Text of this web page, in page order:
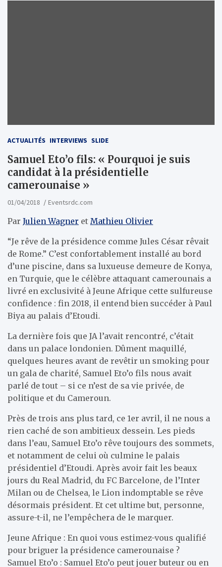
ACTUALITÉS INTERVIEWS SLIDE
Samuel Eto’o fils: « Pourquoi je suis
candidat à la présidentielle
camerounaise »
01/04/2018 Eventsrdc.com
Par Julien Wagner et Mathieu Olivier
“Je rêve de la présidence comme Jules César rêvait
de Rome.” C’est confortablement installé au bord
d’une piscine, dans sa luxueuse demeure de Konya,
en Turquie, que le célèbre attaquant camerounais a
livré en exclusivité à Jeune Afrique cette sulfureuse
confidence : fin 2018, il entend bien succéder à Paul
Biya au palais d’Etoudi.
La dernière fois que JA l’avait rencontré, c’était
dans un palace londonien. Dûment maquillé,
quelques heures avant de revêtir un smoking pour
un gala de charité, Samuel Eto’o fils nous avait
parlé de tout – si ce n’est de sa vie privée, de
politique et du Cameroun.
Près de trois ans plus tard, ce 1er avril, il ne nous a
rien caché de son ambitieux dessein. Les pieds
dans l’eau, Samuel Eto’o rêve toujours des sommets,
et notamment de celui où culmine le palais
présidentiel d’Etoudi. Après avoir fait les beaux
jours du Real Madrid, du FC Barcelone, de l’Inter
Milan ou de Chelsea, le Lion indomptable se rêve
désormais président. Et cet ultime but, personne,
assure-t-il, ne l’empêchera de le marquer.
Jeune Afrique : En quoi vous estimez-vous qualifié
pour briguer la présidence camerounaise ?
Samuel Eto’o : Samuel Eto’o peut jouer buteur ou en